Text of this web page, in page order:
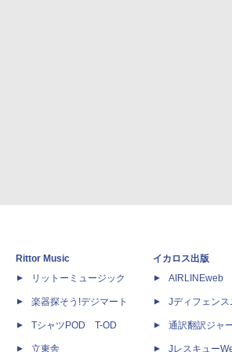
Rittor Music
リットーミュージック
楽器探そう!デジマート
TシャツPOD T-OD
立東舎
イカロス出版
AIRLINEweb
Jディフェンス
通訳翻訳ジャ
Jレスキュー